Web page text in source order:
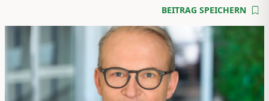
BEITRAG SPEICHERN